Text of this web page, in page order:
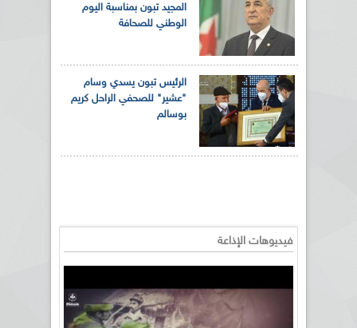
المجيد تبون بمناسبة اليوم
الوطني للصحافة
الرئيس تبون يسدي وسام
"عشير" للصحفي الراحل كريم
بوسالم
فيديوهات الإذاعة